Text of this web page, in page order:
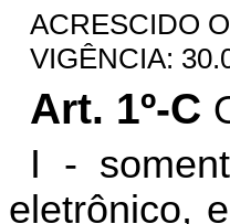
ACRESCIDO
VIGÊNCIA:
Art. 1º-C
I -
eletrônico,